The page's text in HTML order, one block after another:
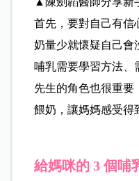
首先，要對自己有信
奶量少就懷疑自己會
哺乳需要學習方法、
先生的角色也很重要
餵奶，讓媽媽感受得
給媽咪的 3 個哺